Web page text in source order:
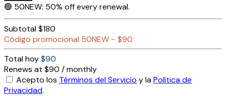
🟢 50NEW: 50% off every renewal.
Subtotal$180
Código promocional 50NEW − $90
Total hoy$90
Renews at $90 / monthly
Acepto los Términos del Servicio y laPolítica de
Privacidad.